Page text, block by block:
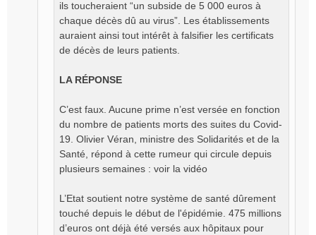
ils toucheraient “un subside de 5 000 euros à
chaque décès dû au virus”. Les établissements
auraient ainsi tout intérêt à falsifier les certificats
de décès de leurs patients.
LA RÉPONSE
C’est faux. Aucune prime n’est versée en fonction
du nombre de patients morts des suites du Covid-
19. Olivier Véran, ministre des Solidarités et de la
Santé, répond à cette rumeur qui circule depuis
plusieurs semaines : voir la vidéo
L’Etat soutient notre système de santé dûrement
touché depuis le début de l'épidémie. 475 millions
d’euros ont déjà été versés aux hôpitaux pour